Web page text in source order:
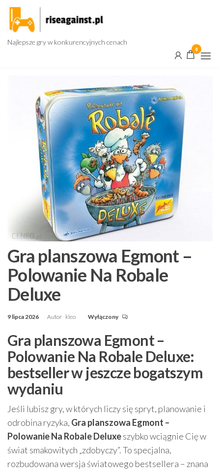
Przejdź
treści
Najlepsze gry w konkurencyjnych cenach
0
Gra planszowa Egmont –
Polowanie Na Robale
Deluxe
9 lipca 2026 Autor kleo Wyłączony
Gra planszowa Egmont –
Polowanie Na Robale Deluxe:
bestseller w jeszcze bogatszym
wydaniu
Jeśli lubisz gry, w których liczy się spryt, planowanie i
odrobina ryzyka, Gra planszowa Egmont –
Polowanie Na Robale Deluxeszybko wciągnie Cię w
świat smakowitych „zdobyczy”. To specjalna,
rozbudowana wersja światowego bestsellera – znana